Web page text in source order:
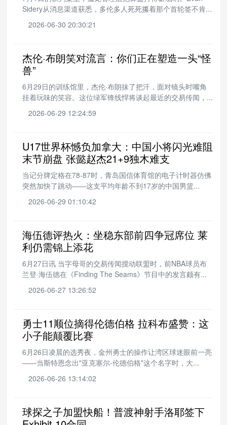
Sidery从消息渠道获悉，多伦多人死死攥着那个首轮签不肯...
2026-06-30 20:30:21
杰伦·布朗笑对流言：你们正在塑造一头“怪
兽”
6月29日的训练馆里，杰伦·布朗抹了把汗，面对镜头时嘴角
挂着玩味的笑容。这位绿军锋线悍将谈起最近的交易传闻，...
2026-06-29 12:24:59
U17世界杯憾负加拿大：中国小将闪光难阻
末节崩盘 张懿赵杰21+9独木难支
当记分牌定格在78-87时，青岛国信体育馆的电子计时器仿佛
突然加快了跳动——这支平均年龄不到17岁的中国男篮...
2026-06-29 01:10:42
海伍德评热火：坐稳东部前四争冠席位 莱
利仍需锦上添花
6月27日讯 当字母哥的交易传闻搅动联盟时，前NBA球员布
兰登·海伍德在《Finding The Seams》节目中的发言颇有...
2026-06-27 13:26:52
勇士11顺位摘得伦德伯格 拉科布盛赞：这
小子能颠覆比赛
6月26日凌晨的选秀夜，金州勇士的操作让湾区球迷眼前一亮
——当斯特恩念出"亚克塞尔-伦德伯格"这个名字时，大...
2026-06-26 13:14:02
球探之子加盟快船！普渡神射手洛耶签下